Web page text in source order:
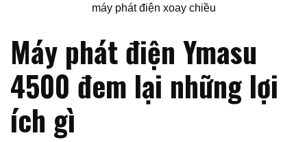
máy phát điện xoay chiều
Máy phát điện Ymasu
4500 đem lại những lợi
ích gì